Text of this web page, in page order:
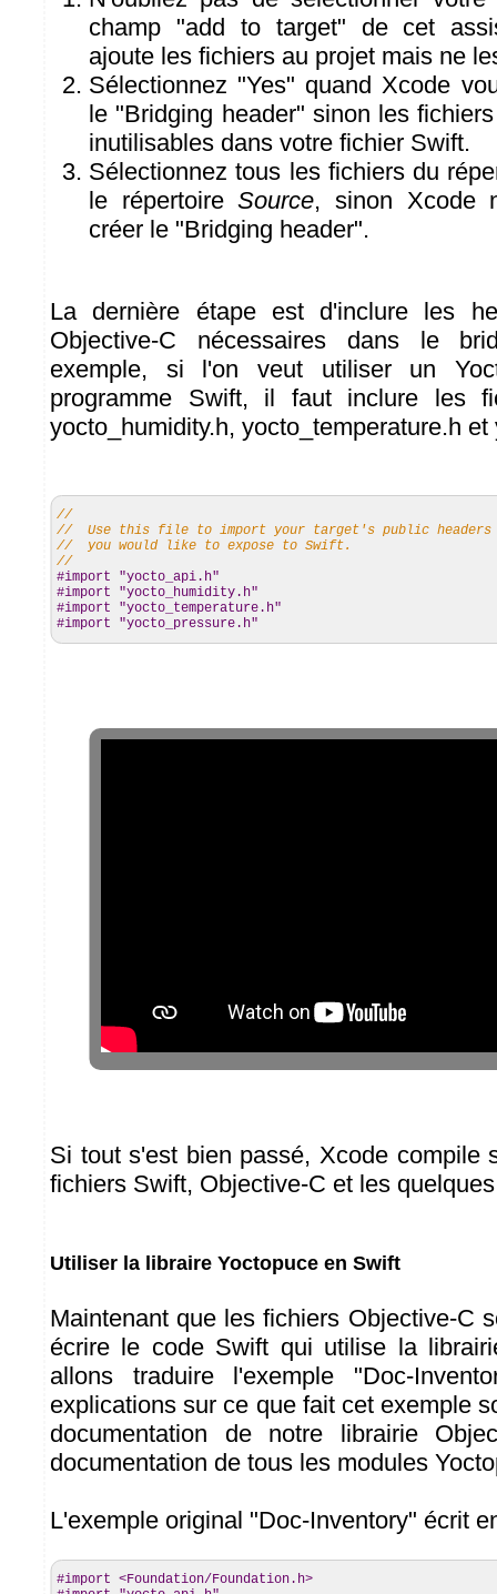
champ "add to target" de cet
ajoute les fichiers au projet mais ne
Sélectionnez "Yes" quand Xcode
le "Bridging header" sinon les
inutilisables dans votre fichier Swift.
Sélectionnez tous les fichiers du
le répertoireSource, sinon Xcode
créer le "Bridging header".
La dernière étape est d'inclure les
Objective-C nécessaires dans le
exemple, si l'on veut utiliser un
programme Swift, il faut inclure les
yocto_humidity.h, yocto_temperature.h
//
// Use this file to import your target's public headers
// you would like to expose to Swift.
//
#import "yocto_api.h"
#import "yocto_humidity.h"
#import "yocto_temperature.h"
#import "yocto_pressure.h"
Si tout s'est bien passé, Xcode compile
fichiers Swift, Objective-C et les
Utiliser la libraire Yoctopuce en Swift
Maintenant que les fichiers Objective-C
écrire le code Swift qui utilise la
allons traduire l'exemple "Doc-
explications sur ce que fait cet exemple
documentation de notre librairie
documentation de tous les modules
L'exemple original "Doc-Inventory" écrit
#import <Foundation/Foundation.h>